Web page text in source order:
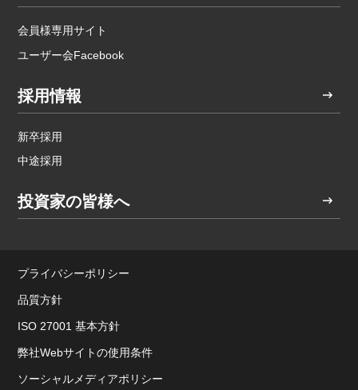
会員様専用サイト
ユーザー会Facebook
採用情報
新卒採用
中途採用
投資家の皆様へ
プライバシーポリシー
品質方針
ISO 27001 基本方針
弊社Webサイトの使用条件
ソーシャルメディアポリシー